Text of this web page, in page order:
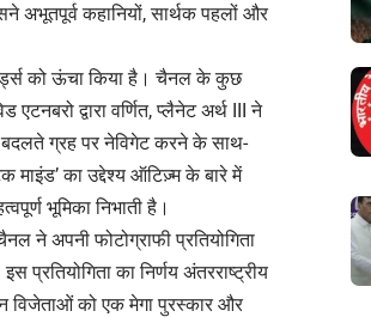
अभूतपूर्व कहानियों, सार्थक पहलों और
को ऊंचा किया है। चैनल के कुछ
द्वारा वर्णित, प्लैनेट अर्थ III ने
बदलते ग्रह पर नेविगेट करने के साथ-
माइंड’ का उद्देश्य ऑटिज़्म के बारे में
भूमिका निभाती है।
ने अपनी फोटोग्राफी प्रतियोगिता
प्रतियोगिता का निर्णय अंतरराष्ट्रीय
विजेताओं को एक मेगा पुरस्कार और